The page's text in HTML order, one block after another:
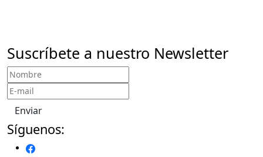
Suscríbete a nuestro Newsletter
Enviar
Síguenos: